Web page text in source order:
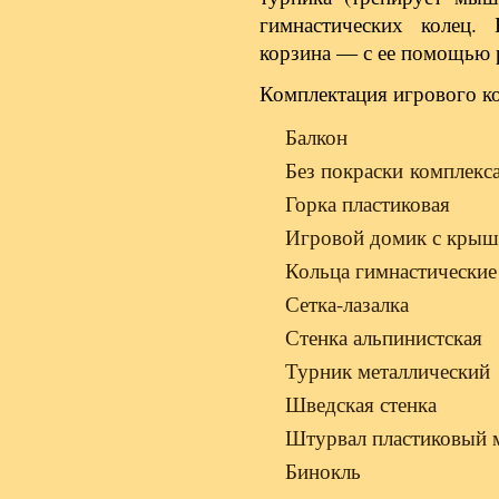
гимнастических
корзина — с ее помощью
Комплектация игрового
Балкон
Без покраски
Горка пластиковая
Игровой домик с
Кольца гимнастические
Сетка-лазалка
Стенка альпинистская
Турник металлический
Шведская стенка
Штурвал пластиковый
Бинокль